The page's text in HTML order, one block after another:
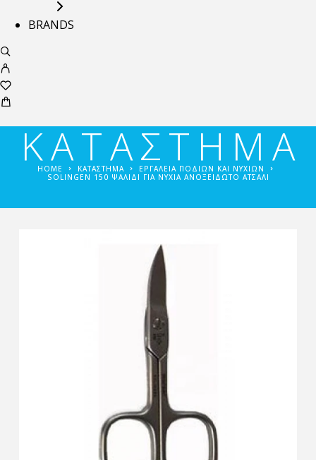
BRANDS
ΚΑΤΑΣΤΗΜΑ
HOME ΚΑΤΑΣΤΗΜΑ
ΕΡΓΑΛΕΊΑ ΠΟΔΙΏΝ ΚΑΙ ΝΥΧΙΏΝ
SOLINGEN 150 ΨΑΛΊΔΙ ΓΙΑ ΝΎΧΙΑ ΑΝΟΞΕΊΔΩΤΟ ΑΤΣΆΛΙ